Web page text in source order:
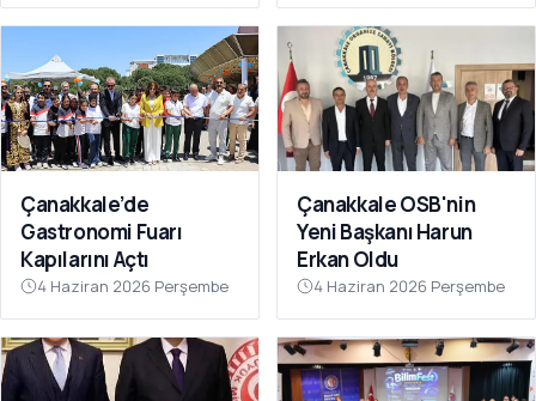
Çanakkale’de
Gastronomi Fuarı
Kapılarını Açtı
4 Haziran 2026 Perşembe
Çanakkale OSB'nin
Yeni Başkanı Harun
Erkan Oldu
4 Haziran 2026 Perşembe